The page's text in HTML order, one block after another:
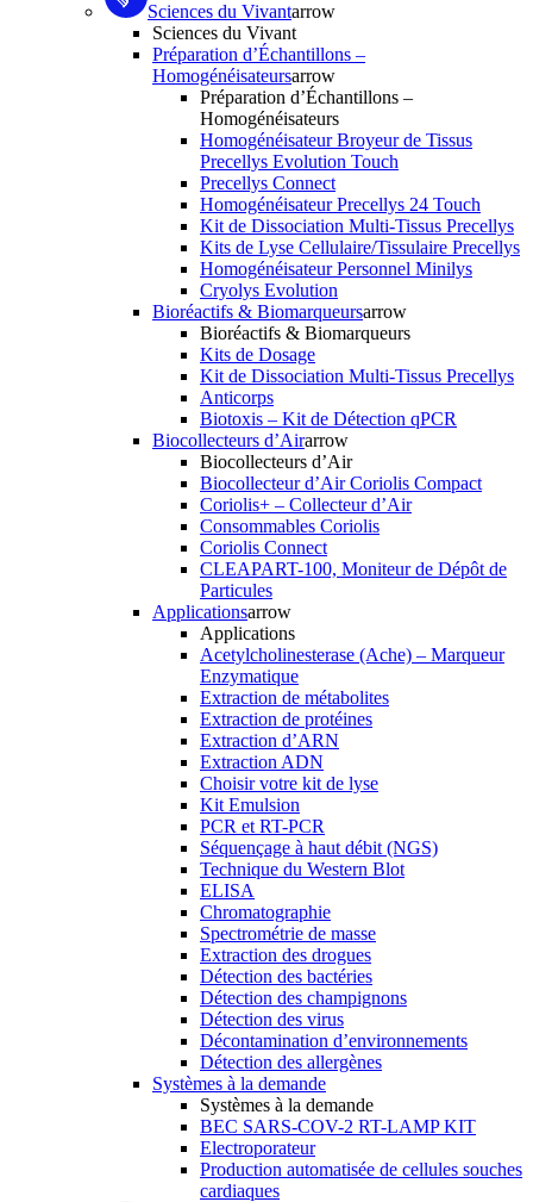
Sciences du Vivantarrow
Sciences du Vivant
Préparation d’Échantillons –
Homogénéisateursarrow
Préparation d’Échantillons –
Homogénéisateurs
Homogénéisateur Broyeur de Tissus
Precellys Evolution Touch
Precellys Connect
Homogénéisateur Precellys 24 Touch
Kit de Dissociation Multi-Tissus Precellys
Kits de Lyse Cellulaire/Tissulaire Precellys
Homogénéisateur Personnel Minilys
Cryolys Evolution
Bioréactifs & Biomarqueursarrow
Bioréactifs & Biomarqueurs
Kits de Dosage
Kit de Dissociation Multi-Tissus Precellys
Anticorps
Biotoxis – Kit de Détection qPCR
Biocollecteurs d’Airarrow
Biocollecteurs d’Air
Biocollecteur d’Air Coriolis Compact
Coriolis+ – Collecteur d’Air
Consommables Coriolis
Coriolis Connect
CLEAPART-100, Moniteur de Dépôt de
Particules
Applicationsarrow
Applications
Acetylcholinesterase (Ache) – Marqueur
Enzymatique
Extraction de métabolites
Extraction de protéines
Extraction d’ARN
Extraction ADN
Choisir votre kit de lyse
Kit Emulsion
PCR et RT-PCR
Séquençage à haut débit (NGS)
Technique du Western Blot
ELISA
Chromatographie
Spectrométrie de masse
Extraction des drogues
Détection des bactéries
Détection des champignons
Détection des virus
Décontamination d’environnements
Détection des allergènes
Systèmes à la demande
Systèmes à la demande
BEC SARS-COV-2 RT-LAMP KIT
Electroporateur
Production automatisée de cellules souches
cardiaques